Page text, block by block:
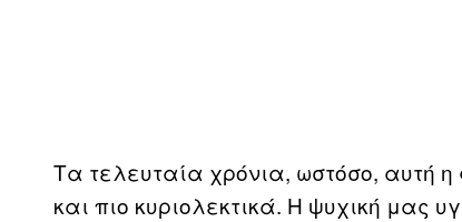
Τα τελευταία χρόνια, ωστόσο, αυτή
και πιο κυριολεκτικά. Η ψυχική μας